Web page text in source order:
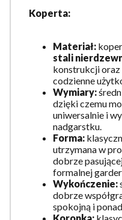
Koperta:
Materiał:
stali
konstrukcji oraz
codzienne
Wymiary:
dzięki czemu
uniwersalnie i
nadgarstku.
Forma:
utrzymana w
dobrze
formalnej
Wykończenie:
dobrze
spokojną i
Koronka: